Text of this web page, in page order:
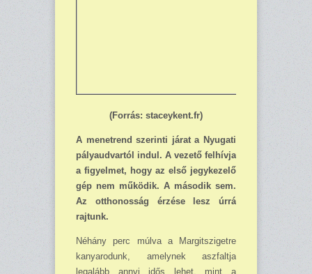
(Forrás: staceykent.fr)
A menetrend szerinti járat a Nyugati
pályaudvartól indul. A vezető felhívja
a figyelmet, hogy az első jegykezelő
gép nem működik. A második sem.
Az otthonosság érzése lesz úrrá
rajtunk.
Néhány perc múlva a Margitszigetre
kanyarodunk, amelynek aszfaltja
legalább annyi idős lehet, mint a